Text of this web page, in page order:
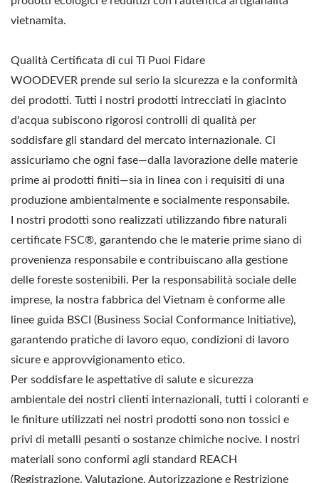
vietnamita.
Qualità Certificata di cui Ti Puoi Fidare
WOODEVER prende sul serio la sicurezza e la conformità
dei prodotti. Tutti i nostri prodotti intrecciati in giacinto
d'acqua subiscono rigorosi controlli di qualità per
soddisfare gli standard del mercato internazionale. Ci
assicuriamo che ogni fase—dalla lavorazione delle materie
prime ai prodotti finiti—sia in linea con i requisiti di una
produzione ambientalmente e socialmente responsabile.
I nostri prodotti sono realizzati utilizzando fibre naturali
certificate FSC®, garantendo che le materie prime siano di
provenienza responsabile e contribuiscano alla gestione
delle foreste sostenibili. Per la responsabilità sociale delle
imprese, la nostra fabbrica del Vietnam è conforme alle
linee guida BSCI (Business Social Conformance Initiative),
garantendo pratiche di lavoro equo, condizioni di lavoro
sicure e approvvigionamento etico.
Per soddisfare le aspettative di salute e sicurezza
ambientale dei nostri clienti internazionali, tutti i coloranti e
le finiture utilizzati nei nostri prodotti sono non tossici e
privi di metalli pesanti o sostanze chimiche nocive. I nostri
materiali sono conformi agli standard REACH
(Registrazione, Valutazione, Autorizzazione e Restrizione